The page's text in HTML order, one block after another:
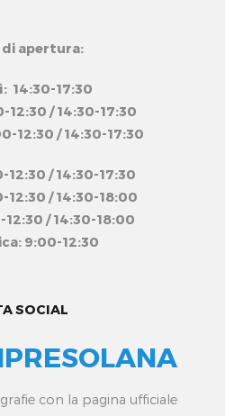
di apertura:
14:30-17:30
/ 14:30-17:30
12:30 / 14:30-17:30
12:30 / 14:30-17:30
12:30 / 14:30-18:00
/ 14:30-18:00
9:00-12:30
SOCIAL
con la pagina ufficiale